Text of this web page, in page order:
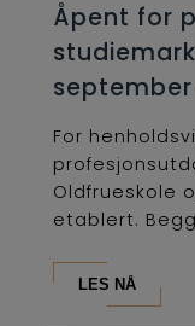
Åpent for
For
Oldfrueskole
etablert.
LES NÅ